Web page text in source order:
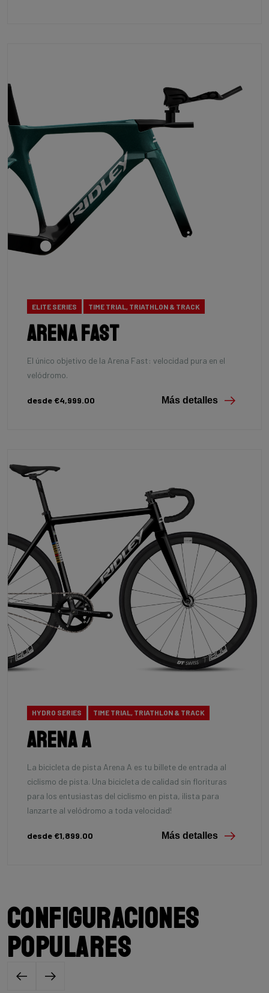
ELITE SERIES TIME TRIAL, TRIATHLON & TRACK
Arena Fast
El único objetivo de la Arena Fast: velocidad pura en el
velódromo.
desde €4,999.00 Más detalles
HYDRO SERIES TIME TRIAL, TRIATHLON & TRACK
Arena A
La bicicleta de pista Arena A es tu billete de entrada al
ciclismo de pista. Una bicicleta de calidad sin florituras
para los entusiastas del ciclismo en pista, ¡lista para
lanzarte al velódromo a toda velocidad!
desde €1,899.00 Más detalles
Configuraciones
populares